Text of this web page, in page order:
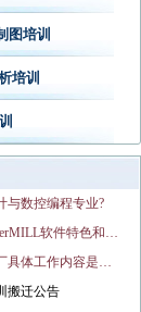
图培训
培训
与数控编程专业?
ProE、UG、PowerMILL软件特色和优势?
数控编程师在工厂具体工作内容是什么?
搬迁公告